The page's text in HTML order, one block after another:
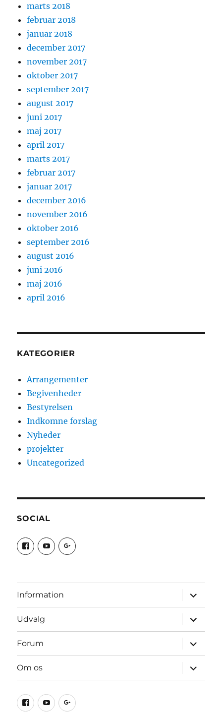
marts 2018
februar 2018
januar 2018
december 2017
november 2017
oktober 2017
september 2017
august 2017
juni 2017
maj 2017
april 2017
marts 2017
februar 2017
januar 2017
december 2016
november 2016
oktober 2016
september 2016
august 2016
juni 2016
maj 2016
april 2016
KATEGORIER
Arrangementer
Begivenheder
Bestyrelsen
Indkomne forslag
Nyheder
projekter
Uncategorized
SOCIAL
View
Borgerforeningen-
Alsnderup-
profile
Facebook
View
UCyfIhNM6Gj3hxSdz0MZnqNA’s
profile
View
115568014441028741282’s
profile
Information
udvid
Udvalg
udvid
Forum
udvid
Om os
udvid
Facebook
YouTubeGoogle+